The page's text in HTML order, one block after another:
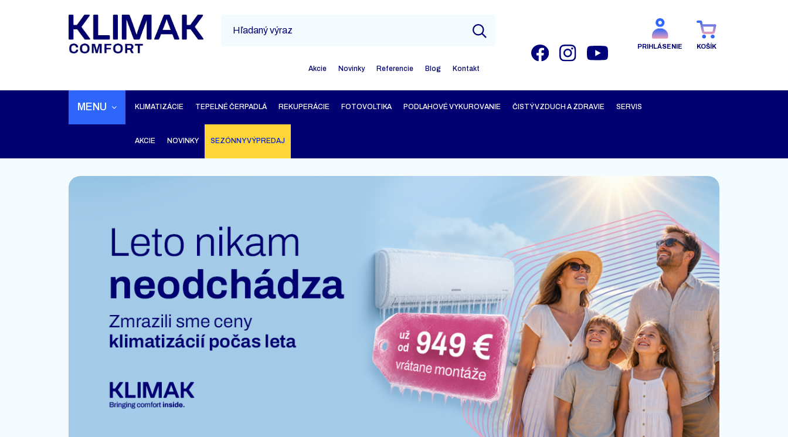
PRIHLÁSENIE KOŠÍK
Akcie Novinky Referencie Blog Kontakt
MENU KLIMATIZÁCIE TEPELNÉ ČERPADLÁ REKUPERÁCIE FOTOVOLTIKA PODLAHOVÉ VYKUROVANIE ČISTÝ VZDUCH A ZDRAVIE SERVIS
AKCIE NOVINKY SEZÓNNY VÝPREDAJ